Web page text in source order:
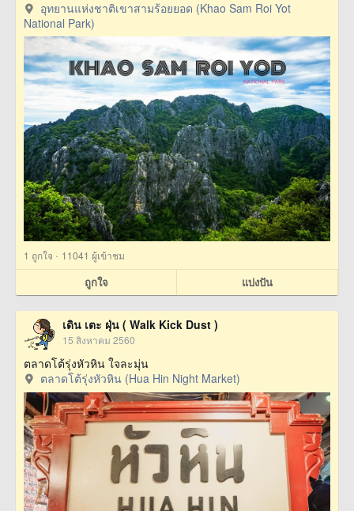
อุทยานแห่งชาติเขาสามร้อยยอด (Khao Sam Roi Yot
National Park)
1 ถูกใจ · 11041 ผู้เข้าชม
ถูกใจ แบ่งปัน
เดิน เตะ ฝุ่น ( Walk Kick Dust )
15 สิงหาคม 2560
ตลาดโต้รุ่งหัวหิน ใจละมุ่น
ตลาดโต้รุ่งหัวหิน (Hua Hin Night Market)